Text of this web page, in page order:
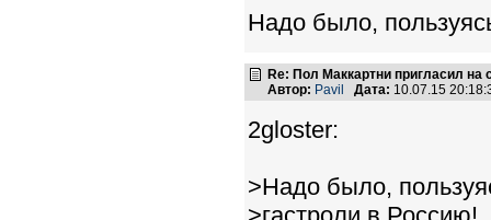
Надо было,
Re: Пол Маккартни пригласил
Автор: Pavil Дата: 10.07.15
2gloster:
>Надо было,